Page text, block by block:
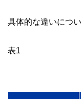
具体的な違いにつ
表1